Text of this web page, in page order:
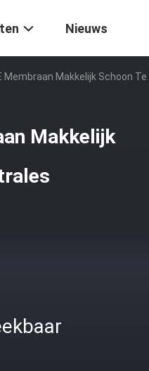
Nieuws
Membraan Makkelijk Schoon
Makkelijk